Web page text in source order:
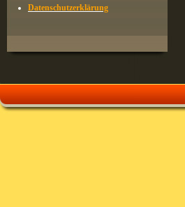
Datenschutzerklärung